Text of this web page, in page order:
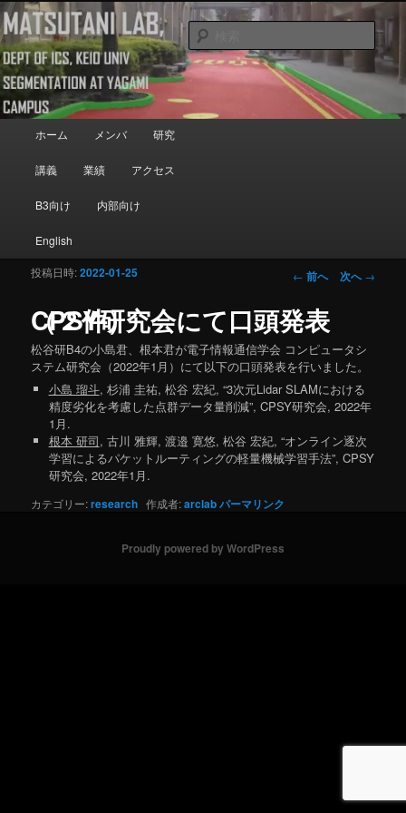
メインコンテンツへ移動
Matsutani Lab
Department of Information and Computer Science, Keio University
検
索
メインメニュー
ホーム メンバ 研究
講義 業績 アクセス
B3向け 内部向け
English
投稿ナビゲーシ
← 前へ 次へ→
CPSY研究会にて口頭発表（２件）
投稿日時:2022-01-25
松谷研B4の小島君、根本君が電子情報通信学会 コンピュータシ
ステム研究会（2022年1月）にて以下の口頭発表を行いました。
小島 瑠斗, 杉浦 圭祐, 松谷 宏紀, “3次元Lidar SLAMにおける
精度劣化を考慮した点群データ量削減”, CPSY研究会, 2022年
1月.
根本 研司, 古川 雅輝, 渡邉 寛悠, 松谷 宏紀, “オンライン逐次
学習によるパケットルーティングの軽量機械学習手法”, CPSY
研究会, 2022年1月.
カテゴリー:research 作成者:arclabパーマリンク
Proudly powered by WordPress